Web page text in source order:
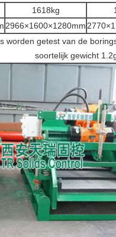
1618kg
2966×1600×1280mm
worden getest van de
soortelijk gewicht